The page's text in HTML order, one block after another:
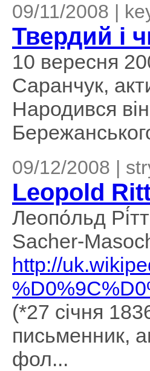
09/11/2008 |
Твердий і
10 вересня
Саранчук,
Народився
09/12/2008 |
Leopold
Леопо́льд
Sacher-
http://
(*27 січня
письменник,
фол...